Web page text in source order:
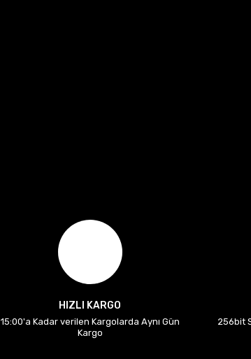
HIZLI KARGO
15:00'a Kadar verilen Kargolarda Aynı Gün
Kargo
256bit